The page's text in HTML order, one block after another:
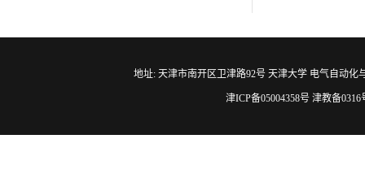
地址: 天津市南开区卫津路92号 天津大学 电气自动化
津ICP备05004358号 津教备